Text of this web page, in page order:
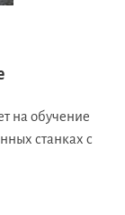
на обучение
станках с